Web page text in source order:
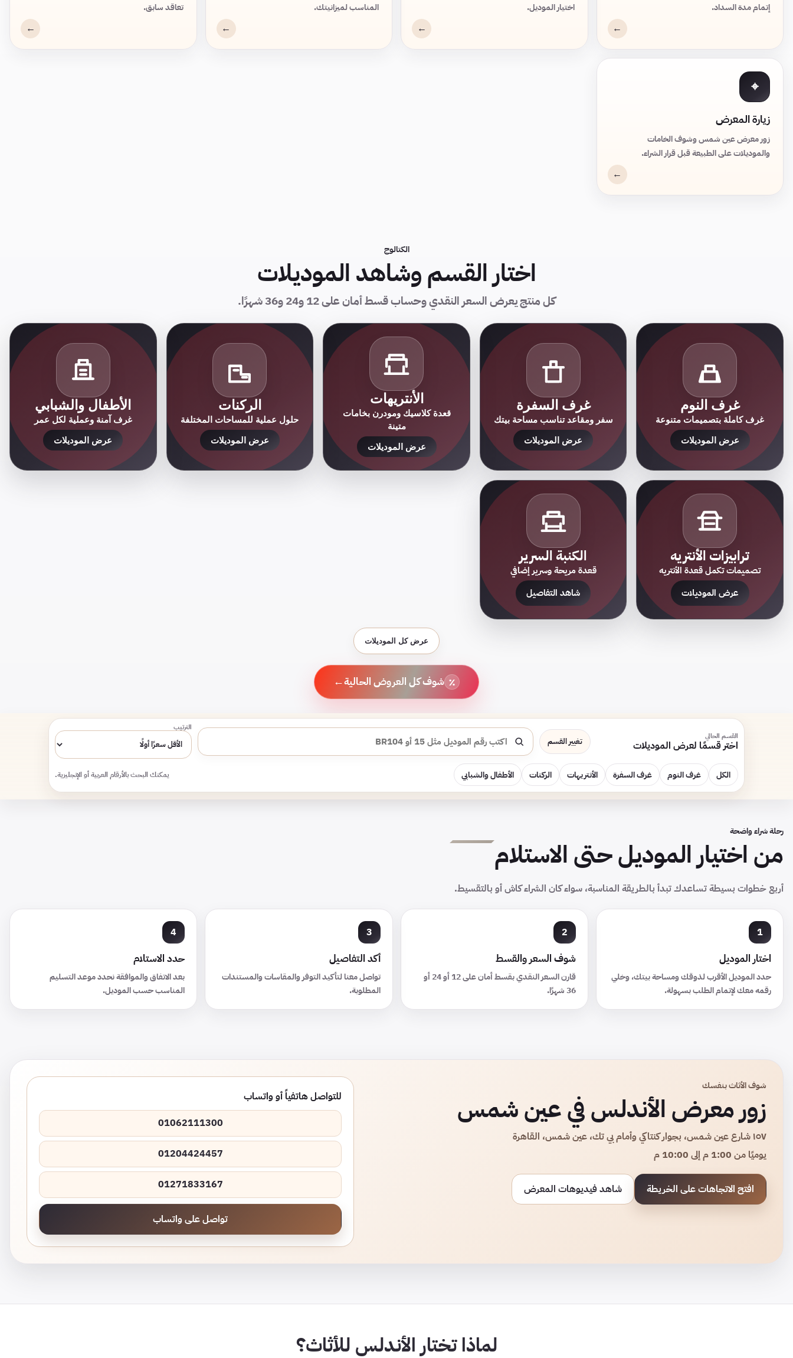
إتمام مدة السداد.
اختيار الموديل.
المناسب لميزانيتك.
تعاقد سابق.
⌖
زيارة المعرض
زور معرض عين شمس وشوف الخامات
والموديلات على الطبيعة قبل قرار الشراء.
الكتالوج
اختار القسم وشاهد الموديلات
كل منتج يعرض السعر النقدي وحساب قسط أمان على 12 و24 و36 شهرًا.
غرف النوم
غرف كاملة بتصميمات متنوعة
عرض الموديلات
غرف السفرة
سفر ومقاعد تناسب مساحة بيتك
عرض الموديلات
الأنتريهات
قعدة كلاسيك ومودرن بخامات
متينة
عرض الموديلات
الركنات
حلول عملية للمساحات المختلفة
عرض الموديلات
الأطفال والشبابي
غرف آمنة وعملية لكل عمر
عرض الموديلات
ترابيزات الأنتريه
تصميمات تكمل قعدة الأنتريه
عرض الموديلات
الكنبة السرير
قعدة مريحة وسرير إضافي
شاهد التفاصيل
عرض كل الموديلات
٪ شوف كل العروض الحالية←
القسم الحالي
اختر قسمًا لعرض الموديلات تغيير القسم
بحث
الترتيب
الكل غرف النوم غرف السفرة الأنتريهات الركنات الأطفال والشبابي يمكنك البحث بالأرقام العربية أو الإنجليزية.
رحلة شراء واضحة
من اختيار الموديل حتى الاستلام
أربع خطوات بسيطة تساعدك تبدأ بالطريقة المناسبة، سواء كان الشراء كاش أو بالتقسيط.
اختار الموديل
حدد الموديل الأقرب لذوقك ومساحة بيتك، وخلي
رقمه معك لإتمام الطلب بسهولة.
شوف السعر والقسط
قارن السعر النقدي بقسط أمان على 12 أو 24 أو
36 شهرًا.
أكد التفاصيل
تواصل معنا لتأكيد التوفر والمقاسات والمستندات
المطلوبة.
حدد الاستلام
بعد الاتفاق والموافقة نحدد موعد التسليم
المناسب حسب الموديل.
شوف الأثاث بنفسك
زور معرض الأندلس في عين شمس
١٥٧ شارع عين شمس، بجوار كنتاكي وأمام بي تك، عين شمس، القاهرة
يوميًا من 1:00 م إلى 10:00 م
افتح الاتجاهات على الخريطة شاهد فيديوهات المعرض
للتواصل هاتفياً أو واتساب
01062111300
01204424457
01271833167
تواصل على واتساب
لماذا تختار الأندلس للأثاث؟